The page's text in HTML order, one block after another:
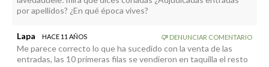
por apellidos? ¿En qué época vives?
Lapa HACE 11 AÑOS DENUNCIAR COMENTARIO
Me parece correcto lo que ha sucedido con la venta de las
entradas, las 10 primeras filas se vendieron en taquilla el resto